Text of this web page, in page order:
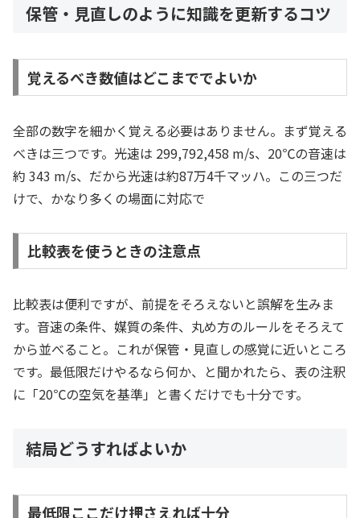
保管・見直しのように知識を更新するコツ
覚えるべき数値はどこまででよいか
全部の数字を細かく覚える必要はありません。まず覚える
べきは三つです。光速は 299,792,458 m/s、20℃の音速は
約 343 m/s、だから光速は約87万4千マッハ。この三つだ
けで、かなり多くの場面に対応で
比較表を使うときの注意点
比較表は便利ですが、前提をそろえないと誤解を生みま
す。音速の条件、媒質の条件、丸め方のルールをそろえて
から並べること。これが保管・見直しの感覚に近いところ
です。最低限だけやるなら何か、と聞かれたら、表の注釈
に「20℃の空気を基準」と書くだけでも十分です。
結局どうすればよいか
最低限ここだけ押さえれば十分